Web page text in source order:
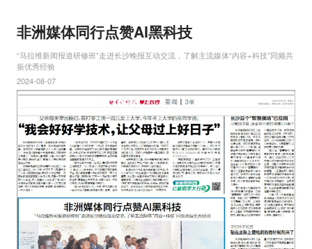
非洲媒体同行点赞AI黑科技
“马拉维新闻报道研修班”走进长沙晚报互动交流，了解主流媒体“内容+科技”同频共
振优秀经验
2024-08-07